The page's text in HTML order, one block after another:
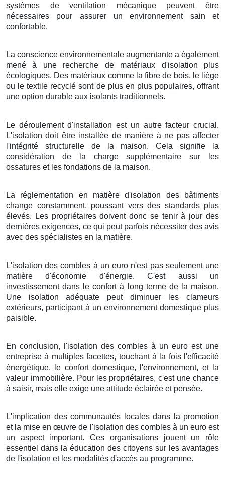
systèmes de ventilation mécanique peuvent être
nécessaires pour assurer un environnement sain et
confortable.
La conscience environnementale augmentante a également
mené à une recherche de matériaux d'isolation plus
écologiques. Des matériaux comme la fibre de bois, le liège
ou le textile recyclé sont de plus en plus populaires, offrant
une option durable aux isolants traditionnels.
Le déroulement d'installation est un autre facteur crucial.
L'isolation doit être installée de manière à ne pas affecter
l'intégrité structurelle de la maison. Cela signifie la
considération de la charge supplémentaire sur les
ossatures et les fondations de la maison.
La réglementation en matière d'isolation des bâtiments
change constamment, poussant vers des standards plus
élevés. Les propriétaires doivent donc se tenir à jour des
dernières exigences, ce qui peut parfois nécessiter des avis
avec des spécialistes en la matière.
L'isolation des combles à un euro n'est pas seulement une
matière d'économie d'énergie. C'est aussi un
investissement dans le confort à long terme de la maison.
Une isolation adéquate peut diminuer les clameurs
extérieurs, participant à un environnement domestique plus
paisible.
En conclusion, l'isolation des combles à un euro est une
entreprise à multiples facettes, touchant à la fois l'efficacité
énergétique, le confort domestique, l'environnement, et la
valeur immobilière. Pour les propriétaires, c'est une chance
à saisir, mais elle exige une attitude éclairée et pensée.
L'implication des communautés locales dans la promotion
et la mise en œuvre de l'isolation des combles à un euro est
un aspect important. Ces organisations jouent un rôle
essentiel dans la éducation des citoyens sur les avantages
de l'isolation et les modalités d'accès au programme.